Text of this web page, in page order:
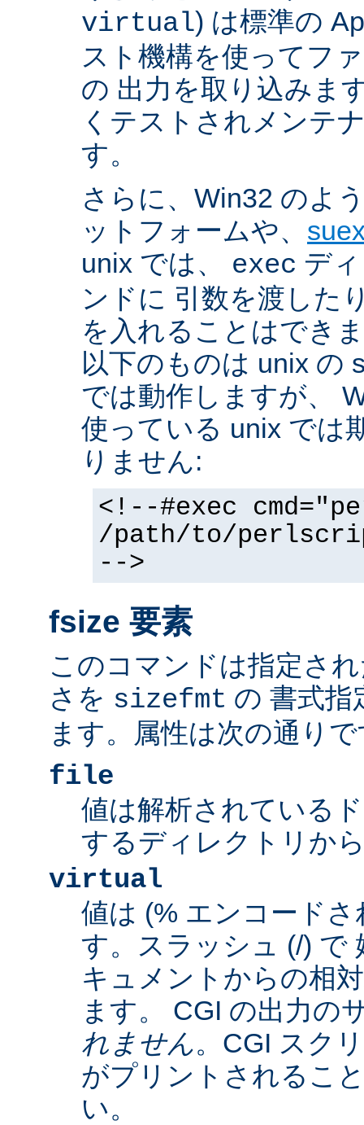
virtual) は標準の
スト機構を使ってフ
の 出力を取り込みま
くテストされメンテ
す。
さらに、Win32 のよ
ットフォームや、
unix では、 exec デ
ンドに 引数を渡した
を入れることはでき
以下のものは unix の
では動作しますが、
使っている unix では
りません:
<!--#exec
/path/to/
-->
fsize 要素
このコマンドは指定さ
さを sizefmt の 書式指
ます。属性は次の通り
file
値は解析されている
するディレクトリか
virtual
値は (% エンコード
す。スラッシュ (/) で
キュメントからの相
ます。 CGI の出力の
れません。CGI スク
がプリントされるこ
い。